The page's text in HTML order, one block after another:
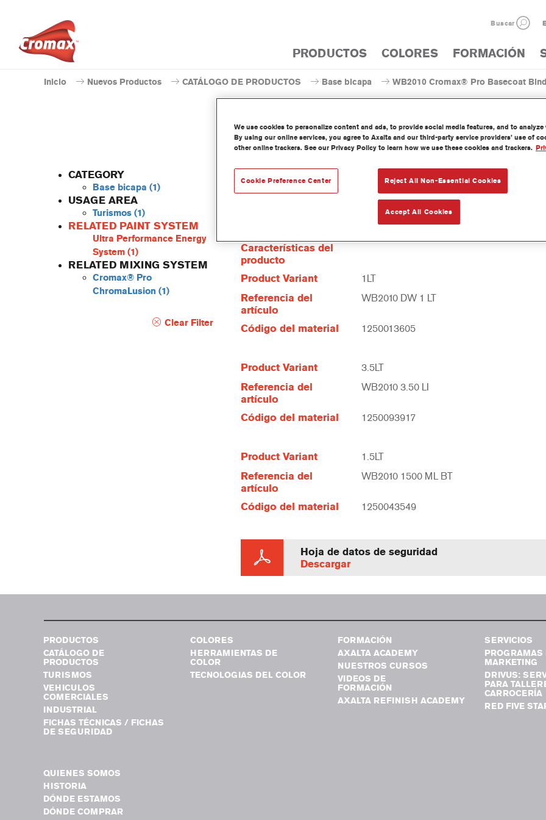
Buscar
PRODUCTOS COLORES FORMACIÓN
Inicio Nuevos Productos CATÁLOGO DE PRODUCTOS Base bicapa WB2010 Cromax® Pro Basecoat
CATEGORY
Base bicapa (1)
USAGE AREA
Turismos (1)
RELATED PAINT SYSTEM
Ultra Performance Energy
System (1)
RELATED MIXING SYSTEM
Cromax® Pro
ChromaLusion (1)
Clear Filter
WB2010 Cromax® Pro
La resina Cromax Pro Basecoat Binder I WB2010 se ha formulado para ser
Características del
producto
Product Variant
1LT
Referencia del
artículo
WB2010 DW 1 LT
Código del material 1250013605
Product Variant 3.5LT
Referencia del
artículo
WB2010 3.50 LI
Código del material 1250093917
Product Variant 1.5LT
Referencia del
artículo
WB2010 1500 ML BT
Código del material 1250043549
Hoja de datos de seguridad
Descargar
PRODUCTOS
CATÁLOGO DE
PRODUCTOS
TURISMOS
VEHICULOS
COMERCIALES
INDUSTRIAL
FICHAS TÉCNICAS / FICHAS
DE SEGURIDAD
COLORES
HERRAMIENTAS DE
COLOR
TECNOLOGIAS DEL COLOR
FORMACIÓN
AXALTA ACADEMY
NUESTROS CURSOS
VIDEOS DE
FORMACIÓN
AXALTA REFINISH ACADEMY
SERVICIOS
PROGRAMAS
MARKETING
DRIVUS:
PARA
CARROCERÍA
RED FIVE
QUIENES SOMOS
HISTORIA
DÓNDE ESTAMOS
DÓNDE COMPRAR
We use cookies to personalize content and ads, to provide social media features, and to
By using our online services, you agree to Axalta and our third-party service providers’ use of
other online trackers. See our Privacy Policy to learn how we use these cookies and trackers.
Reject All Non-Essential Cookies
Accept All Cookies
Cookie Preference Center